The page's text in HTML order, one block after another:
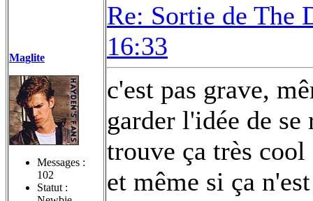
Maglite
Messages :
102
Statut :
Re: Sortie de The
16:33
c'est pas grave,
garder l'idée de
trouve ça très cool
et même si ça